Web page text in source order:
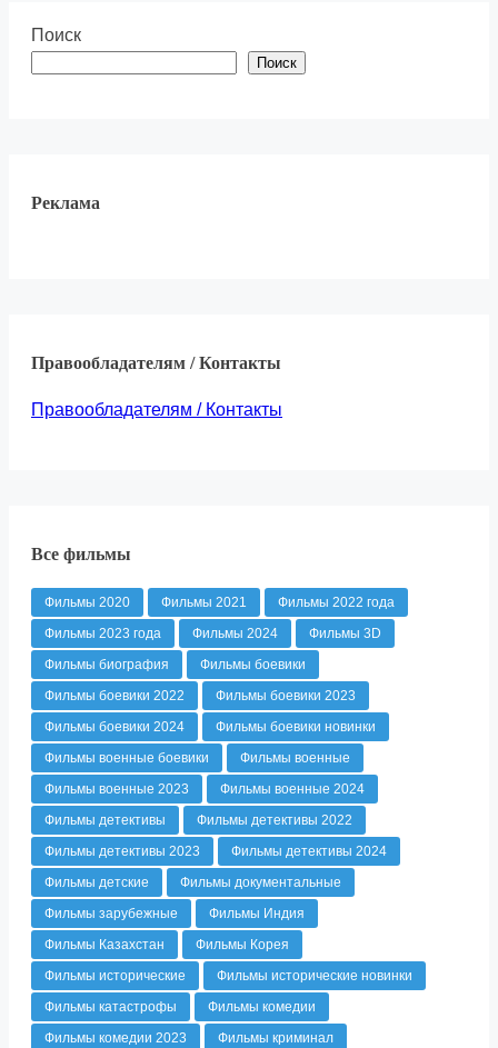
Поиск
Поиск
Реклама
Правообладателям / Контакты
Правообладателям / Контакты
Все фильмы
Фильмы 2020 Фильмы 2021
Фильмы 2022 года
Фильмы 2023 года
Фильмы 2024
Фильмы 3D
Фильмы биография
Фильмы боевики
Фильмы боевики 2022
Фильмы боевики 2023
Фильмы боевики 2024
Фильмы боевики новинки
Фильмы военные боевики
Фильмы военные
Фильмы военные 2023
Фильмы военные 2024
Фильмы детективы
Фильмы детективы 2022
Фильмы детективы 2023
Фильмы детективы 2024
Фильмы детские
Фильмы документальные
Фильмы зарубежные
Фильмы Индия
Фильмы Казахстан
Фильмы Корея
Фильмы исторические
Фильмы исторические новинки
Фильмы катастрофы
Фильмы комедии
Фильмы комедии 2023
Фильмы криминал